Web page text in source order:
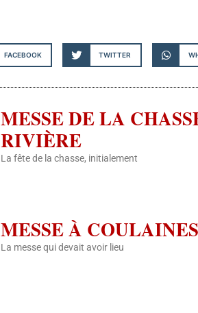
FACEBOOK TWITTER
MESSE DE LA
RIVIÈRE
La fête de la chasse, initialement
MESSE À COULAINES
La messe qui devait avoir lieu